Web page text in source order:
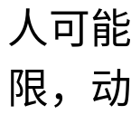
人可
限，